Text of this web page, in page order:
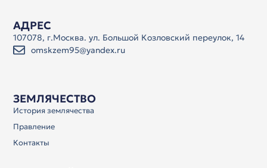
ЗЕМЛЯЧЕСТВО
История землячества
Правление
Контакты
АДРЕС
107078, г.Москва. ул. Большой Козловский переулок, 14
omskzem95@yandex.ru